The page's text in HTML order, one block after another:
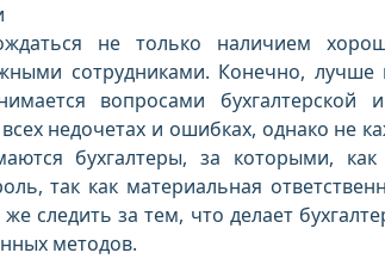
не только наличием
сотрудниками. Конечно, лучше
вопросами бухгалтерской
недочетах и ошибках, однако не
бухгалтеры, за которыми, как
так как материальная
следить за тем, что делает
методов.